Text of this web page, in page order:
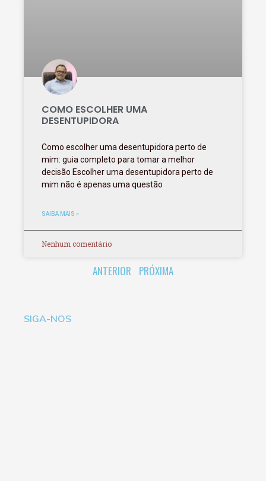
COMO ESCOLHER UMA
DESENTUPIDORA
Como escolher uma desentupidora perto de
mim: guia completo para tomar a melhor
decisão Escolher uma desentupidora perto de
mim não é apenas uma questão
SAIBA MAIS »
Nenhum comentário
ANTERIOR PRÓXIMA
SIGA-NOS